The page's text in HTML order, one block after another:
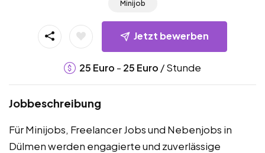
Minijob
Jetzt bewerben
25 Euro - 25 Euro / Stunde
Jobbeschreibung
Für Minijobs, Freelancer Jobs und Nebenjobs in
Dülmen werden engagierte und zuverlässige